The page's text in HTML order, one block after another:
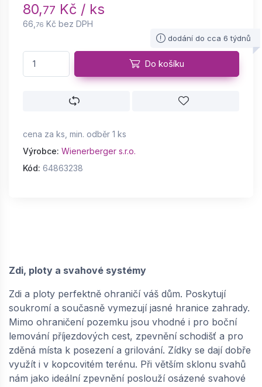
80,77 Kč / ks
66, 76 Kč bez DPH
dodání do cca 6 týdnů
Do košíku
cena za ks, min. odběr 1 ks
Výrobce: Wienerberger s.r.o.
Kód: 64863238
Zdi, ploty a svahové systémy
Zdi a ploty perfektně ohraničí váš dům. Poskytují
soukromí a současně vymezují jasné hranice zahrady.
Mimo ohraničení pozemku jsou vhodné i pro boční
lemování příjezdových cest, zpevnění schodišť a pro
zděná místa k posezení a grilování. Zídky se dají dobře
využít i v kopcovitém terénu. Při větším sklonu svahů
nám jako ideální zpevnění poslouží osázené svahové